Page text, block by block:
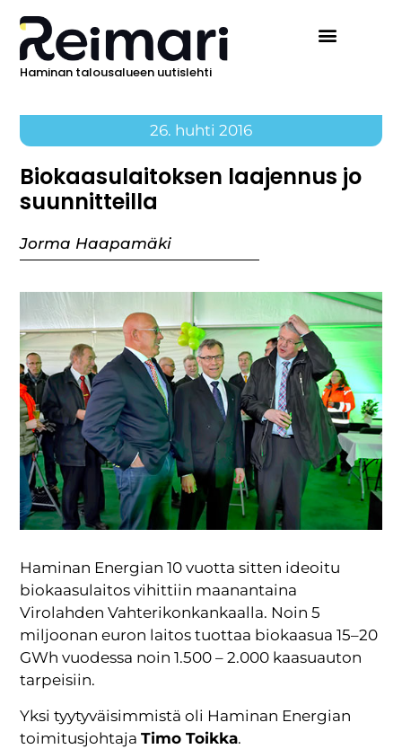
Haminan talousalueen uutislehti
26. huhti 2016
Biokaasulaitoksen laajennus jo
suunnitteilla
Jorma Haapamäki
Haminan Energian 10 vuotta sitten ideoitu
biokaasulaitos vihittiin maanantaina
Virolahden Vahterikonkankaalla. Noin 5
miljoonan euron laitos tuottaa biokaasua 15–20
GWh vuodessa noin 1.500 – 2.000 kaasuauton
tarpeisiin.
Yksi tyytyväisimmistä oli Haminan Energian
toimitusjohtajaTimo Toikka.